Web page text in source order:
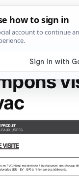
visite MF